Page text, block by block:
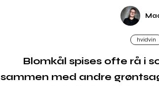
hvidvin
Blomkål spises ofte rå i
sammen med andre